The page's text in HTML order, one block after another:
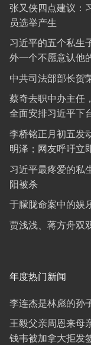
张又侠四点建议：
员选举产生
习近平的五个私生
外一个不愿意认他
中共司法部部长贺
蔡奇去职中办主任
全面安排习近平下
李桥铭正月初五发
明泽；网友呼吁立
习近平最疼爱的私
阳被杀
于朦胧命案中的娱
贾浅浅、蒋方舟双
年度热门新闻
李连杰是林彪的孙
王毅父亲周恩来母
钱韦被加拿大拒发